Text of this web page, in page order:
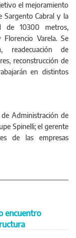
el mejoramiento
Sargento Cabral y la
de 10300 metros,
Varela. Se
readecuación de
reconstrucción de
en distintos
Administración de
Spinelli; el gerente
de las empresas
encuentro